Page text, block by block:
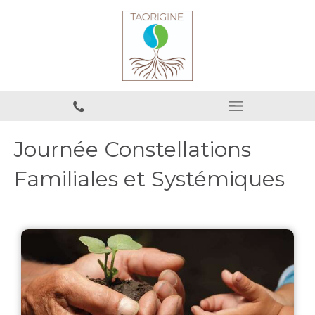
Journée Constellations
Familiales et Systémiques